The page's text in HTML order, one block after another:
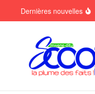
Dernières nouvelles
SCKAN6 Mbuji-